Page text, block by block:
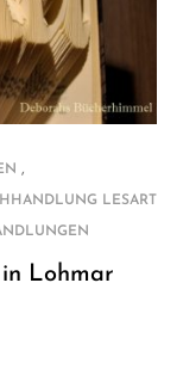
,
LESART
Lohmar